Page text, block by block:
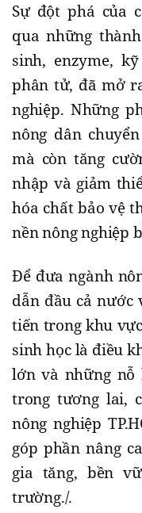
Sự đột phá của
qua những
sinh, enzyme,
phân tử, đã mở
nghiệp. Những
nông dân
mà còn tăng
nhập và giảm
hóa chất bảo vệ
nền nông nghiệp
Để đưa ngành
dẫn đầu cả nước
tiến trong khu
sinh học là điều
lớn và những nỗ
trong tương lai,
nông nghiệp
góp phần nâng
gia tăng, bền
trường./.